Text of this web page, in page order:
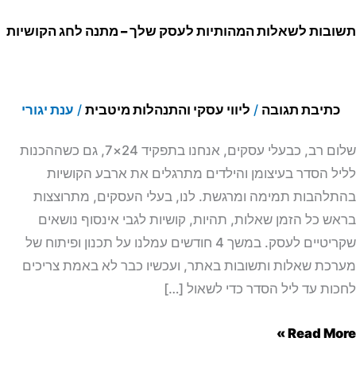
לשאלות המהותיות לעסק שלך – מתנה לחג הקושיות
כתיבת תגובה /ליווי עסקי והתנהלות מיטבית/ענת יגורי
שלום רב, כבעלי עסקים, אנחנו בתפקיד 24×7, גם כשההכנות
הסדר בעיצומן והילדים מתרגלים את ארבע הקושיות
תמימה ומרגשת. לנו, בעלי העסקים, מתרוצצות
כל הזמן שאלות, תהיות, קושיות לגבי אינסוף נושאים
שקריטיים לעסק. במשך 4 חודשים עמלנו על תכנון ופיתוח של
שאלות ותשובות באתר, ועכשיו כבר לא באמת צריכים
עד ליל הסדר כדי לשאול […]
Read